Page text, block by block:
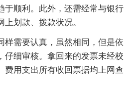
于顺利。此外，还需经常与银行
划款、拨款状况。
需要认真，虽然相同，但是依
仔细审核。拿回来的发票未经校
费用支出所有收回票据均上网查